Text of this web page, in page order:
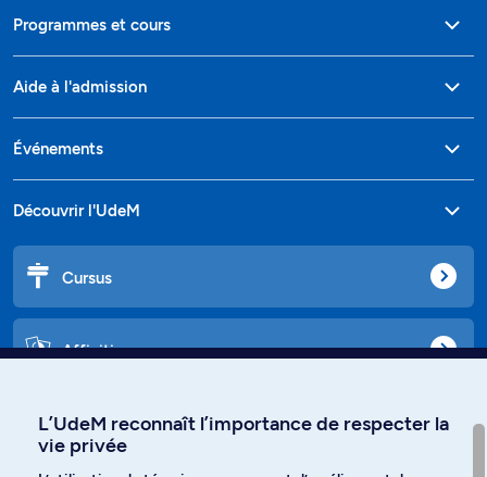
Programmes et cours
Aide à l'admission
Événements
Découvrir l'UdeM
Cursus
Affiniti
Langues
L’UdeM reconnaît l’importance de respecter la
vie privée